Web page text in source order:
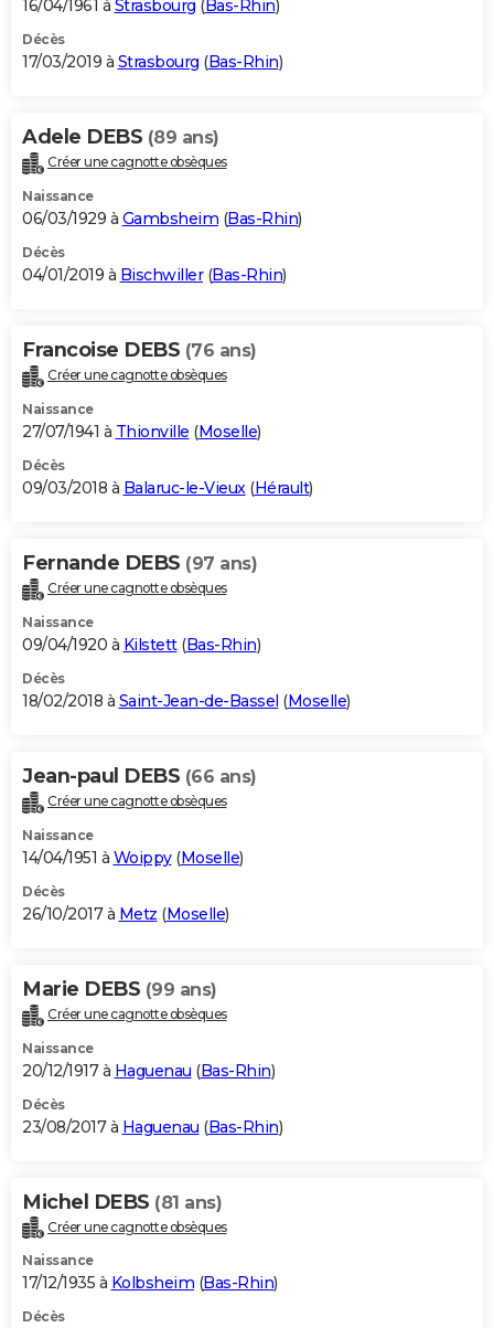
16/04/1961 à Strasbourg ( Bas-Rhin)
Décès
17/03/2019 à Strasbourg (Bas-Rhin)
Adele DEBS (89 ans)
Créer une cagnotte obsèques
Naissance
06/03/1929 à Gambsheim (Bas-Rhin)
Décès
04/01/2019 à Bischwiller(Bas-Rhin)
Francoise DEBS (76 ans)
Créer une cagnotte obsèques
Naissance
27/07/1941 à Thionville (Moselle)
Décès
09/03/2018 à Balaruc-le-Vieux(Hérault)
Fernande DEBS (97 ans)
Créer une cagnotte obsèques
Naissance
09/04/1920 à Kilstett(Bas-Rhin)
Décès
18/02/2018 à Saint-Jean-de-Bassel (Moselle)
Jean-paul DEBS (66 ans)
Créer une cagnotte obsèques
Naissance
14/04/1951 à Woippy(Moselle)
Décès
26/10/2017 à Metz (Moselle)
Marie DEBS (99 ans)
Créer une cagnotte obsèques
Naissance
20/12/1917 à Haguenau (Bas-Rhin)
Décès
23/08/2017 à Haguenau (Bas-Rhin)
Michel DEBS (81 ans)
Créer une cagnotte obsèques
Naissance
17/12/1935 à Kolbsheim (Bas-Rhin)
Décès